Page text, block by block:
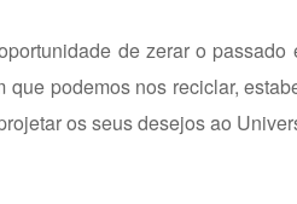
de zerar o
que podemos nos reciclar,
os seus desejos ao